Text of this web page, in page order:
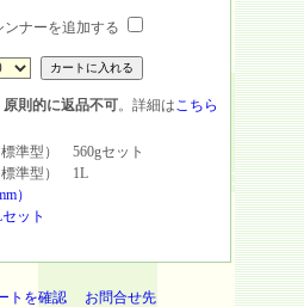
ナーを追加する
原則的に返品不可。詳細はこちら
標準型） 560gセット
標準型） 1L
）
ット
トを確認 お問合せ先